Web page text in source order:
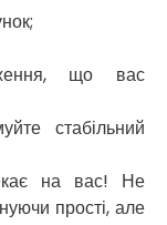
що вас
стабільний
на вас! Не
прості, але